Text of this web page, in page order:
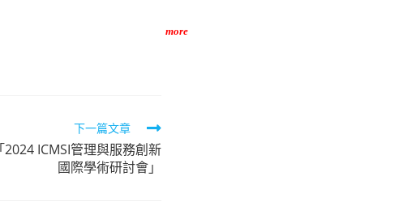
下一篇文章
ICMSI管理與服務創新
國際學術研討會」
more